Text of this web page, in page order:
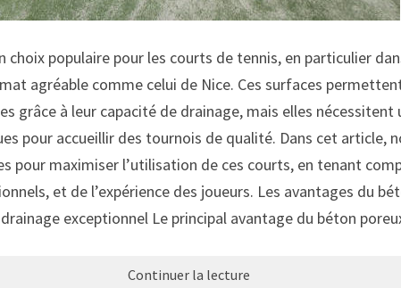
choix populaire pour les courts de tennis, en particulier
agréable comme celui de Nice. Ces surfaces
grâce à leur capacité de drainage, mais elles
pour accueillir des tournois de qualité. Dans cet article,
pour maximiser l’utilisation de ces courts, en tenant
et de l’expérience des joueurs. Les avantages du
exceptionnel Le principal avantage du béton
Continuer la lecture